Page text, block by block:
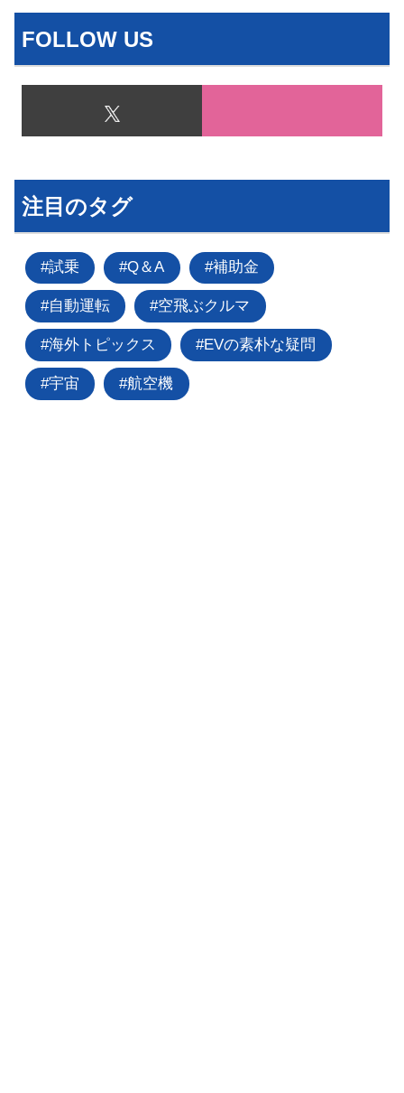
FOLLOW US
注目のタグ
試乗 Q＆A 補助金
自動運転 空飛ぶクルマ
海外トピックス EVの素朴な疑問
宇宙 航空機